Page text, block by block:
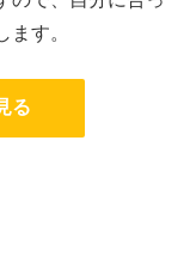
す。
る